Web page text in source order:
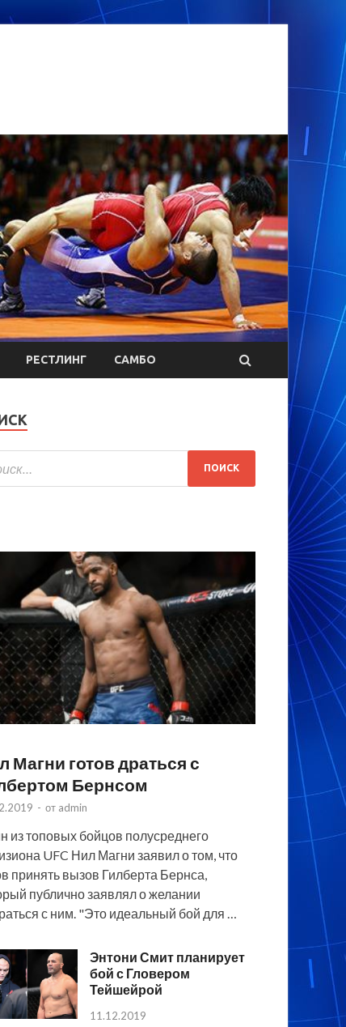
РЕСТЛИНГ САМБО
Магни готов драться с
Бернсом
- от admin
из топовых бойцов полусреднего
UFC Нил Магни заявил о том, что
принять вызов Гилберта Бернса,
публично заявлял о желании
с ним. "Это идеальный бой для …
Энтони Смит планирует
бой с Гловером
Тейшейрой
11.12.2019